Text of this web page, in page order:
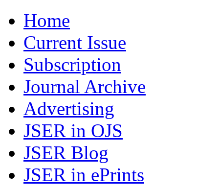
Home
Current Issue
Subscription
Journal Archive
Advertising
JSER in OJS
JSER Blog
JSER in ePrints